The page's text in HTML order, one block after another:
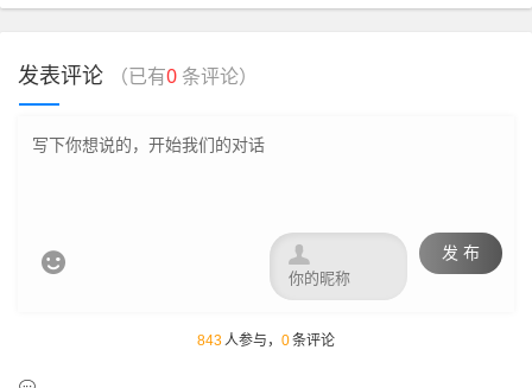
发表评论 （已有0 条评论）
 发 布

843 人参与， 0条评论